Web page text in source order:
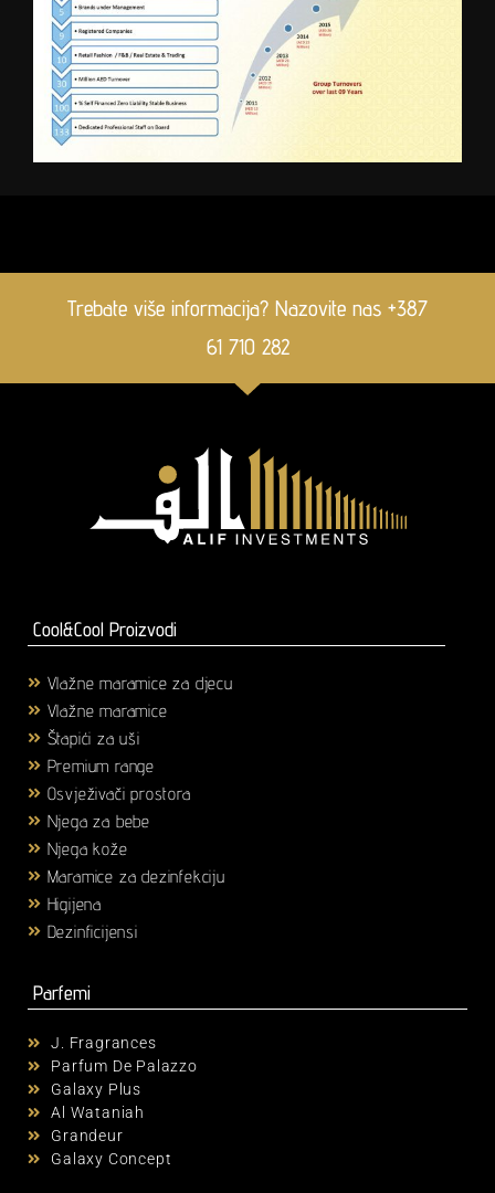
Trebate više informacija? Nazovite nas +387
61 710 282
Cool&Cool Proizvodi
Vlažne maramice za djecu
Vlažne maramice
Štapići za uši
Premium range
Osvježivači prostora
Njega za bebe
Njega kože
Maramice za dezinfekciju
Higijena
Dezinficijensi
Parfemi
J. Fragrances
Parfum De Palazzo
Galaxy Plus
Al Wataniah
Grandeur
Galaxy Concept